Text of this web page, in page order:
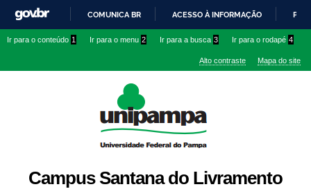
conteúdo
IR
O
COMUNICA BR ACESSO À INFORMAÇÃO
Ir para o conteúdo 1 Ir para o menu 2 Ir para a busca 3 Ir para o rodapé 4
Alto contraste Mapa do site
Campus Santana do Livramento